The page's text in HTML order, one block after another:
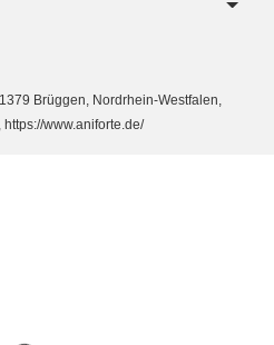
Brüggen, Nordrhein-Westfalen,
www.aniforte.de/